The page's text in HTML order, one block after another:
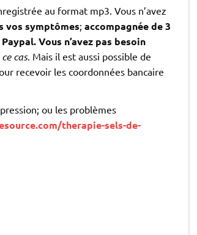
au format mp3. Vous n’avez
vos symptômes; accompagnée de 3
Vous n’avez pas besoin
cas. Mais il est aussi possible de
recevoir les coordonnées bancaire
ou les problèmes
therapie-sels-de-